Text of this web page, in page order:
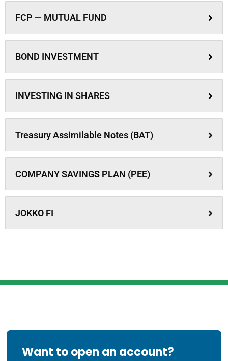
FCP — MUTUAL FUND
BOND INVESTMENT
INVESTING IN SHARES
Treasury Assimilable Notes (BAT)
COMPANY SAVINGS PLAN (PEE)
JOKKO FI
Want to open an account?